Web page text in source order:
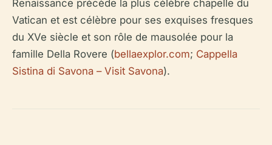
Renaissance précède la plus célèbre chapelle du
Vatican et est célèbre pour ses exquises fresques
du XVe siècle et son rôle de mausolée pour la
famille Della Rovere (bellaexplor.com; Cappella
Sistina di Savona – Visit Savona).